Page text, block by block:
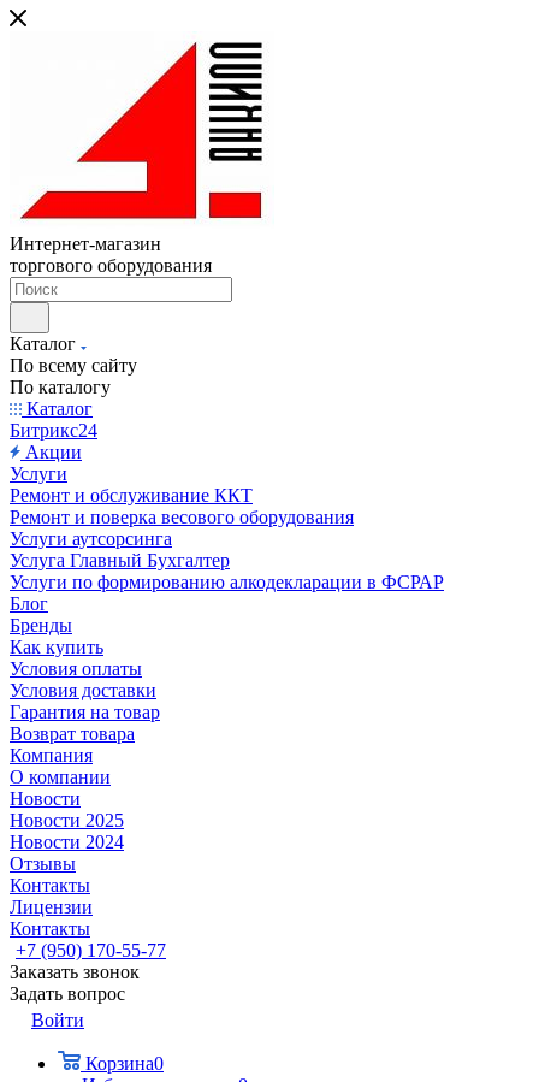
Интернет-магазин
торгового оборудования
Каталог
По всему сайту
По каталогу
Каталог
Битрикс24
Акции
Услуги
Ремонт и обслуживание ККТ
Ремонт и поверка весового оборудования
Услуги аутсорсинга
Услуга Главный Бухгалтер
Услуги по формированию алкодекларации в ФСРАР
Блог
Бренды
Как купить
Условия оплаты
Условия доставки
Гарантия на товар
Возврат товара
Компания
О компании
Новости
Новости 2025
Новости 2024
Отзывы
Контакты
Лицензии
Контакты
+7 (950) 170-55-77
Заказать звонок
Задать вопрос
Войти
Корзина0